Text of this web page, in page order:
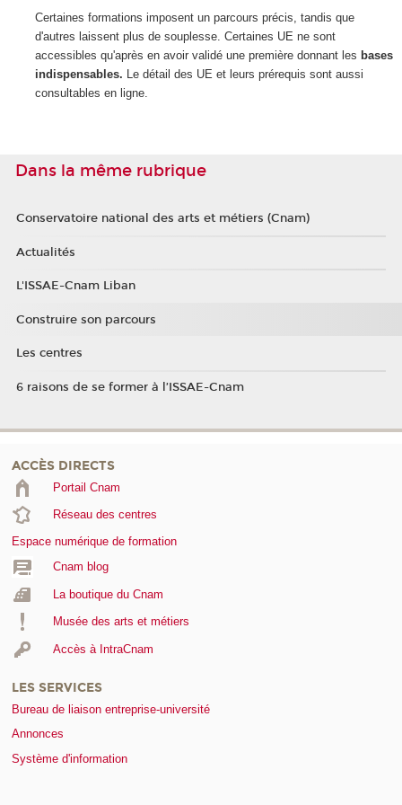
Certaines formations imposent un parcours précis, tandis que
d'autres laissent plus de souplesse. Certaines UE ne sont
accessibles qu'après en avoir validé une première donnant les bases
indispensables. Le détail des UE et leurs prérequis sont aussi
consultables en ligne.
Dans la même rubrique
Conservatoire national des arts et métiers (Cnam)
Actualités
L'ISSAE-Cnam Liban
Construire son parcours
Les centres
6 raisons de se former à l’ISSAE-Cnam
ACCÈS DIRECTS
Portail Cnam
Réseau des centres
Espace numérique de formation
Cnam blog
La boutique du Cnam
Musée des arts et métiers
Accès à IntraCnam
LES SERVICES
Bureau de liaison entreprise-université
Annonces
Système d'information